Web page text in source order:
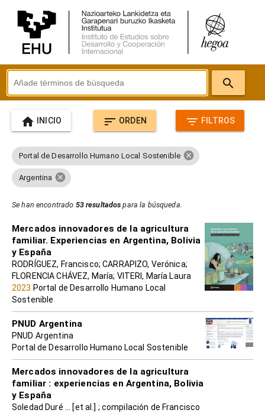
search
home INICIO sort ORDEN filter_list FILTROS
Portal de Desarrollo Humano Local Sostenible cancel
Argentina cancel
Se han encontrado 53 resultados para la búsqueda.
Mercados innovadores de la agricultura
familiar. Experiencias en Argentina, Bolivia
y España
RODRÍGUEZ, Francisco; CARRAPIZO, Verónica;
FLORENCIA CHÁVEZ, María; VITERI, María Laura
2023 Portal de Desarrollo Humano Local
Sostenible
PNUD Argentina
PNUD Argentina
Portal de Desarrollo Humano Local Sostenible
Mercados innovadores de la agricultura
familiar : experiencias en Argentina, Bolivia
y España
Soledad Duré ... [et al.] ; compilación de Francisco